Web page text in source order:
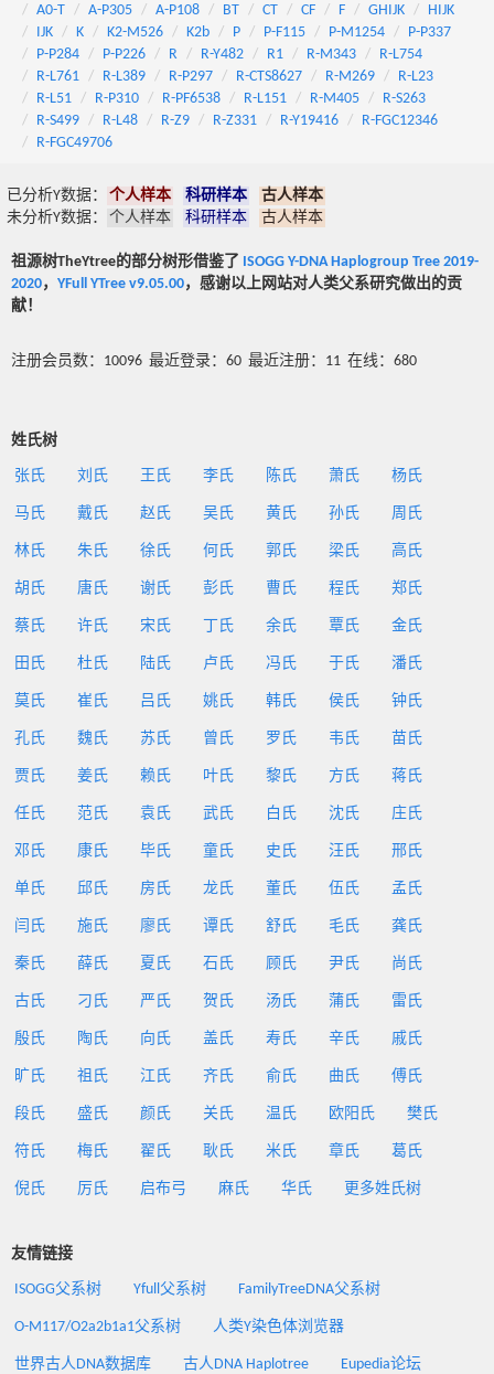
A0-T
A-P305 A-P108 BT CT CF F GHIJK
HIJK
IJK
K K2-M526 K2b P P-F115 P-M1254
P-P337
P-P284
P-P226 R R-Y482 R1 R-M343
R-L754
R-L761
R-L389 R-P297 R-CTS8627 R-M269
R-L23
R-L51
R-P310 R-PF6538 R-L151 R-M405
R-S263
R-S499
R-L48 R-Z9 R-Z331 R-Y19416
R-FGC12346
R-FGC49706
已分析Y数据： 个人样本 科研样本
古人样本
未分析Y数据：
个人样本 科研样本 古人样本
祖源树TheYtree的部分树形借鉴了 ISOGG Y-DNA Haplogroup Tree 2019-
2020， YFull YTree v9.05.00，感谢以上网站对人类父系研究做出的贡
献！
注册会员数：10096 最近登录：60 最近注册：11 在线：680
姓氏树
张氏 刘氏 王氏 李氏 陈氏 萧氏 杨氏
马氏 戴氏 赵氏 吴氏 黄氏 孙氏 周氏
林氏 朱氏 徐氏 何氏 郭氏 梁氏 高氏
胡氏 唐氏 谢氏 彭氏 曹氏 程氏 郑氏
蔡氏 许氏 宋氏 丁氏 余氏 覃氏 金氏
田氏 杜氏 陆氏 卢氏 冯氏 于氏 潘氏
莫氏 崔氏 吕氏 姚氏 韩氏 侯氏 钟氏
孔氏 魏氏 苏氏 曾氏 罗氏 韦氏 苗氏
贾氏 姜氏 赖氏 叶氏 黎氏 方氏 蒋氏
任氏 范氏 袁氏 武氏 白氏 沈氏 庄氏
邓氏 康氏 毕氏 童氏 史氏 汪氏 邢氏
单氏 邱氏 房氏 龙氏 董氏 伍氏 孟氏
闫氏 施氏 廖氏 谭氏 舒氏 毛氏 龚氏
秦氏 薛氏 夏氏 石氏 顾氏 尹氏 尚氏
古氏 刁氏 严氏 贺氏 汤氏 蒲氏 雷氏
殷氏 陶氏 向氏 盖氏 寿氏 辛氏 戚氏
旷氏 祖氏 江氏 齐氏 俞氏 曲氏 傅氏
段氏 盛氏 颜氏 关氏 温氏 欧阳氏 樊氏
符氏 梅氏 翟氏 耿氏 米氏 章氏 葛氏
倪氏 厉氏 启布弓 麻氏 华氏 更多姓氏树
友情链接
ISOGG父系树 Yfull父系树 FamilyTreeDNA父系树
O-M117/O2a2b1a1父系树 人类Y染色体浏览器
世界古人DNA数据库 古人DNA Haplotree Eupedia论坛